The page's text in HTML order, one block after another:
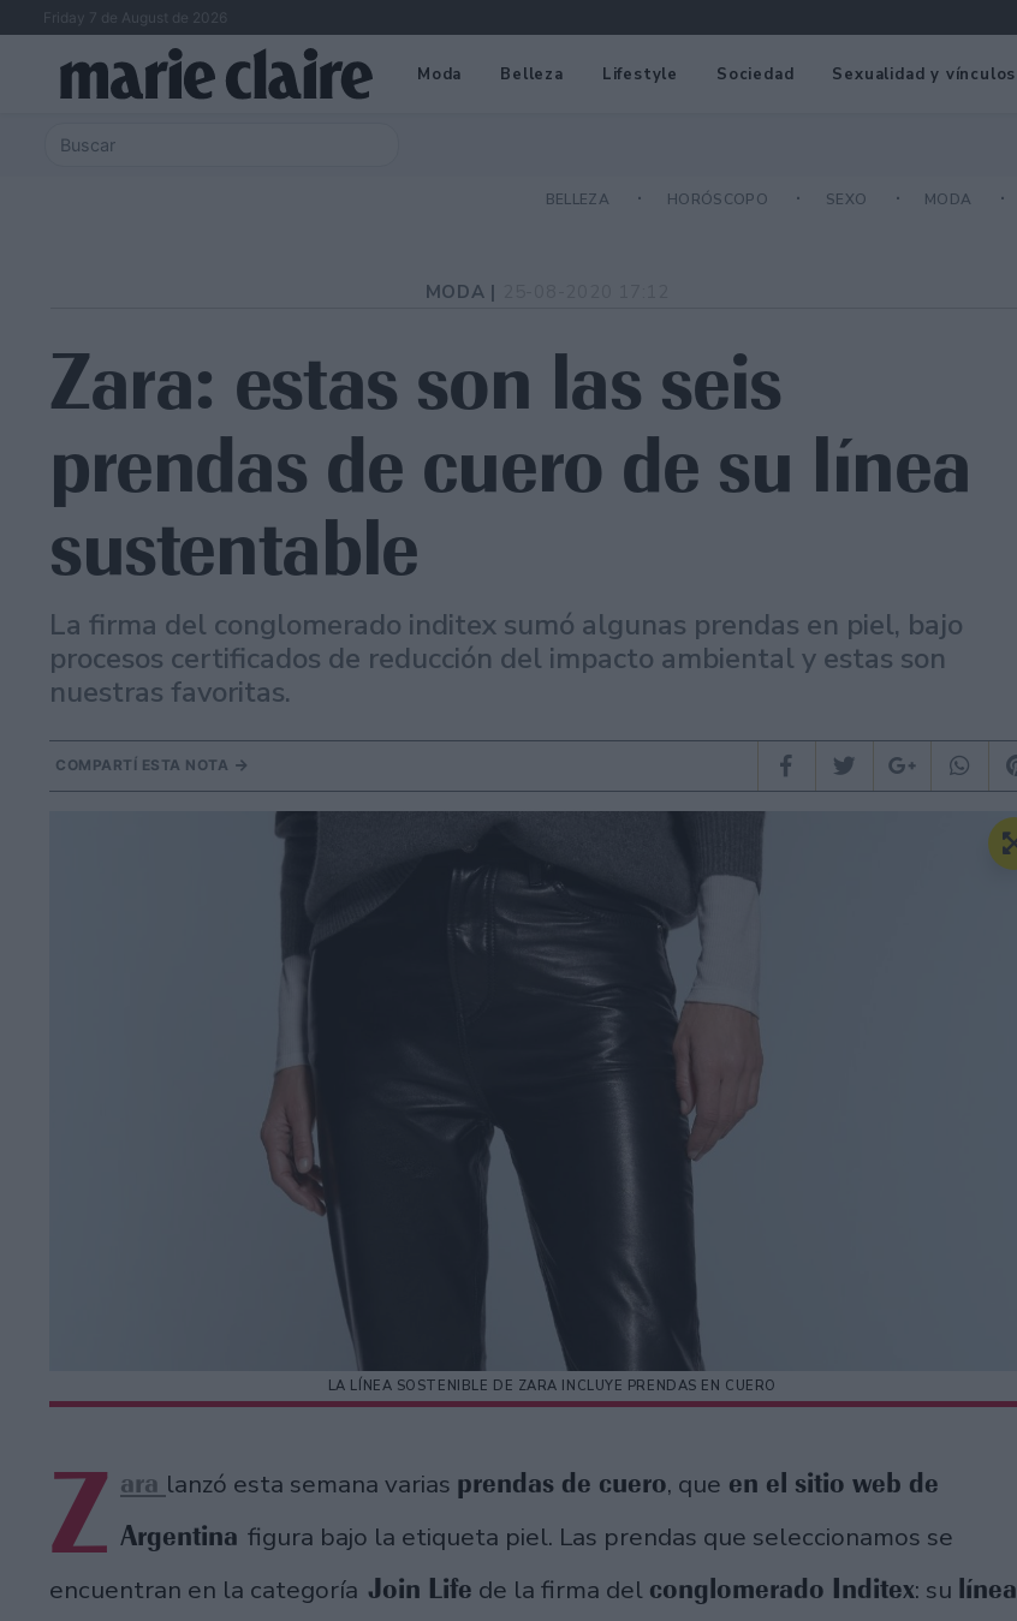
Friday 7 de August de 2026
Moda Belleza Lifestyle Sociedad Sexualidad y vínculos
BELLEZA HORÓSCOPO SEXO MODA
MODA |
Zara: estas son las seis
prendas de cuero de su línea
sustentable
La firma del conglomerado inditex sumó algunas prendas en piel, bajo
procesos certificados de reducción del impacto ambiental y estas son
nuestras favoritas.
COMPARTÍ ESTA NOTA
LA LÍNEA SOSTENIBLE DE ZARA INCLUYE PRENDAS EN CUERO
Z ara lanzó esta semana varias prendas de cuero, que en el sitio web de
Argentina figura bajo la etiqueta piel. Las prendas que seleccionamos se
encuentran en la categoría Join Life de la firma del conglomerado Inditex: su línea